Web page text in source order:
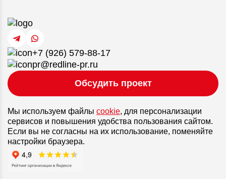
+7 (926) 579-88-17
pr@redline-pr.ru
Обсудить проект
Мы используем файлы cookie, для персонализации
сервисов и повышения удобства пользования сайтом.
Если вы не согласны на их использование, поменяйте
настройки браузера.